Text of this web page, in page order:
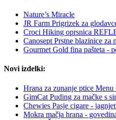
Nature’s Miracle
JR Farm Prigrizek za
Croci Hiking oprsnica
Canosept Prstne blazinice za
Gourmet Gold fina pašteta -
Novi izdelki:
Hrana za zunanje ptice
GimCat Puding za mačke s
Chewies Pasje cigare -
Mokra mačja hrana -